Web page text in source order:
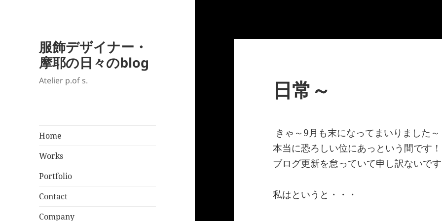
服飾デザイナー・
摩耶の日々のblog
Atelier p.of s.
Home
Works
Portfolio
Contact
Company
日常～
きゃ～9月も末になってまいりました～
本当に恐ろしい位にあっという間です！
ブログ更新を怠っていて申し訳ないで
私はというと・・・